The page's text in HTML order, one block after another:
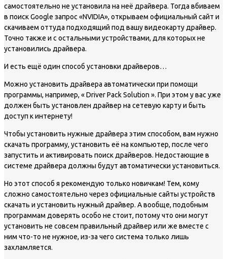
самостоятельно не установила на неё драйвера. Тогда вбиваем
в поиск Google запрос «NVIDIA», открываем официальный сайт и
скачиваем оттуда подходящий под вашу видеокарту драйвер.
Точно также и с остальными устройствами, для которых не
установились драйвера.
И есть ещё один способ установки драйверов…
Можно установить драйвера автоматически при помощи
программы, например, « Driver Pack Solution ». При этом у вас уже
должен быть установлен драйвер на сетевую карту и быть
доступ к интернету!
Чтобы установить нужные драйвера этим способом, вам нужно
скачать программу, установить её на компьютер, после чего
запустить и активировать поиск драйверов. Недостающие в
системе драйвера должны будут автоматически установиться.
Но этот способ я рекомендую только новичкам! Тем, кому
сложно самостоятельно через официальные сайты устройств
скачать и установить нужный драйвер. А вообще, подобным
программам доверять особо не стоит, потому что они могут
установить не совсем правильный драйвер или же вместе с
ним что-то не нужное, из-за чего система только лишь
захламляется.